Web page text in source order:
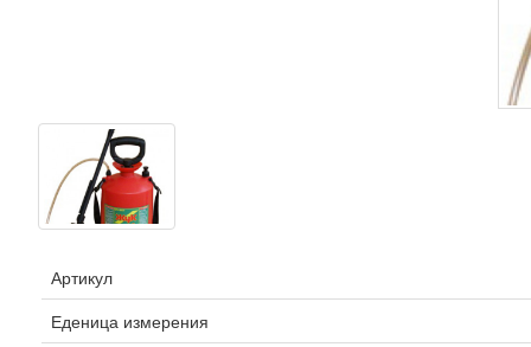
Артикул
Еденица измерения